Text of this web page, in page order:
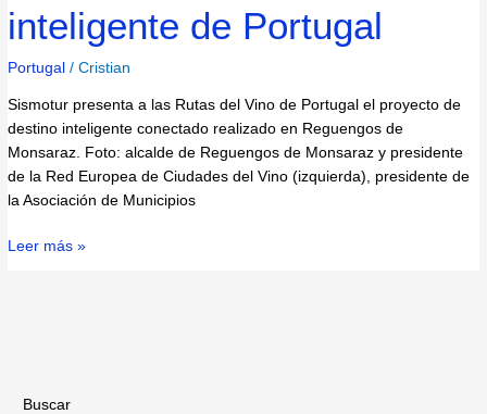
inteligente de Portugal
Portugal /Cristian
Sismotur presenta a las Rutas del Vino de Portugal el proyecto de
destino inteligente conectado realizado en Reguengos de
Monsaraz. Foto: alcalde de Reguengos de Monsaraz y presidente
de la Red Europea de Ciudades del Vino (izquierda), presidente de
la Asociación de Municipios
Leer más »
Buscar